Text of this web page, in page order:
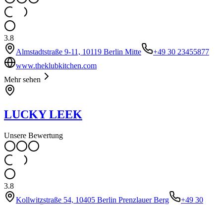
3.8
Almstadtstraße 9-11, 10119 Berlin Mitte
+49 30 23455877
www.theklubkitchen.com
Mehr sehen
LUCKY LEEK
Unsere Bewertung
3.8
Kollwitzstraße 54, 10405 Berlin Prenzlauer Berg
+49 30